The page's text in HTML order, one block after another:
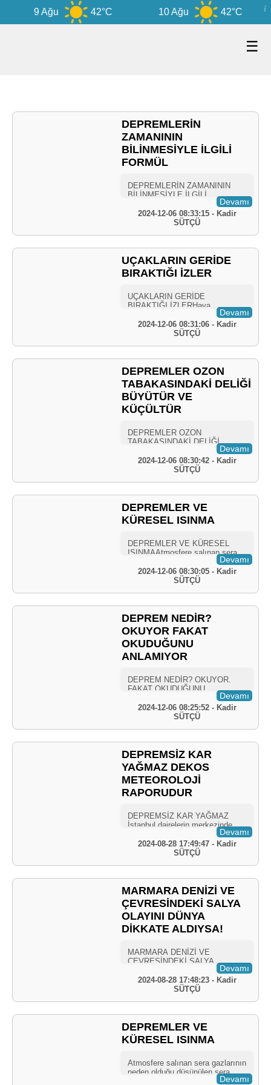
9 Ağu 42°C 10 Ağu 42°C
☰
DEPREMLERİN
ZAMANININ
BİLİNMESİYLE İLGİLİ
FORMÜL
Devamı
2024-12-06 08:33:15 - Kadir
SÜTÇÜ
UÇAKLARIN GERİDE
BIRAKTIĞI İZLER
Devamı
2024-12-06 08:31:06 - Kadir
SÜTÇÜ
DEPREMLER OZON
TABAKASINDAKİ DELİĞİ
BÜYÜTÜR VE
KÜÇÜLTÜR
Devamı
2024-12-06 08:30:42 - Kadir
SÜTÇÜ
DEPREMLER VE
KÜRESEL ISINMA
Devamı
2024-12-06 08:30:05 - Kadir
SÜTÇÜ
DEPREM NEDİR?
OKUYOR FAKAT
OKUDUĞUNU
ANLAMIYOR
Devamı
2024-12-06 08:25:52 - Kadir
SÜTÇÜ
DEPREMSİZ KAR
YAĞMAZ DEKOS
METEOROLOJİ
RAPORUDUR
Devamı
2024-08-28 17:49:47 - Kadir
SÜTÇÜ
MARMARA DENİZİ VE
ÇEVRESİNDEKİ SALYA
OLAYINI DÜNYA
DİKKATE ALDIYSA!
Devamı
2024-08-28 17:48:23 - Kadir
SÜTÇÜ
DEPREMLER VE
KÜRESEL ISINMA
Devamı